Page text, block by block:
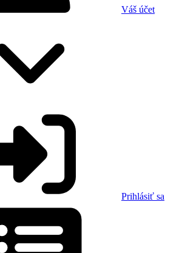
Váš účet
Prihlásiť sa